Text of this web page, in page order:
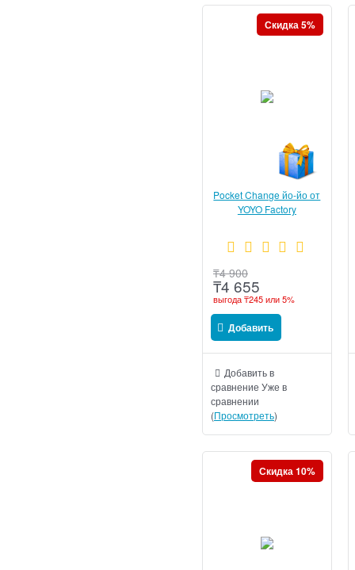
Pocket Change йо-йо от
YOYO Factory
Скидка 5%
₸4 900
₸4 655
выгода₸245или5%
Добавить
Добавить в
сравнение Уже в
сравнении
(Просмотреть)
Скидка 10%